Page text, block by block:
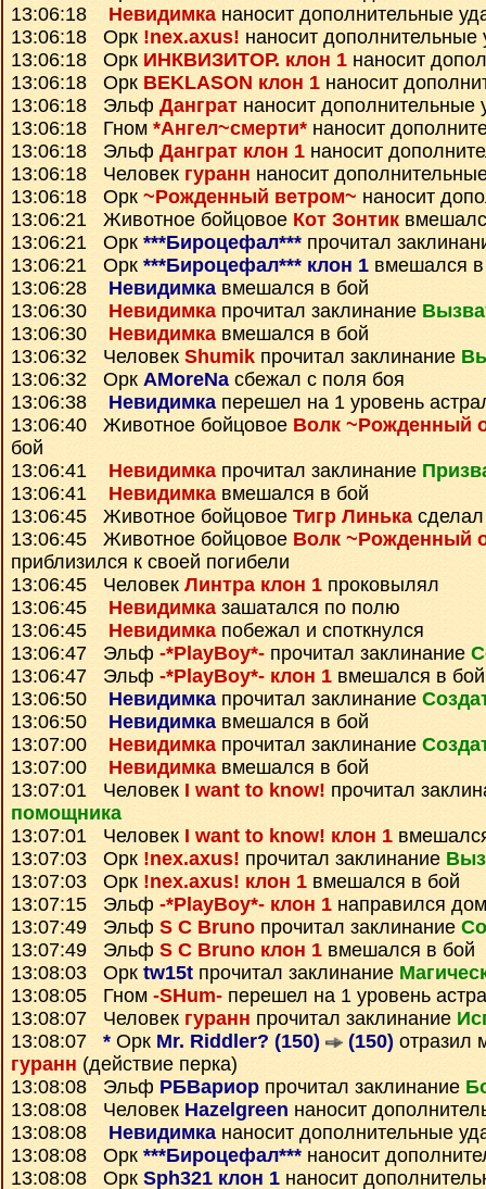
13:06:18 Невидимкананосит дополнительные
13:06:18 Орк !nex.axus! наносит дополнительные
13:06:18 Орк ИНКВИЗИТОР. клон 1 наносит
13:06:18 Орк BEKLASON клон 1 наносит
13:06:18 Эльф Данграт наносит дополнительные
13:06:18 Гном *Ангел~смерти* наносит
13:06:18 Эльф Данграт клон 1 наносит
13:06:18 Человек гуранн наносит
13:06:18 Орк ~Рожденный ветром~ наносит
13:06:21 Животное бойцовое Кот Зонтик
13:06:21 Орк ***Бироцефал*** прочитал
13:06:21 Орк ***Бироцефал*** клон 1 вмешался
13:06:28 Невидимкавмешался в бой
13:06:30 Невидимкапрочитал заклинание
13:06:30 Невидимкавмешался в бой
13:06:32 Человек Shumik прочитал заклинание
13:06:32 Орк AMoreNaсбежал с поля боя
13:06:38 Невидимкаперешел на 1 уровень
13:06:40 Животное бойцовое Волк ~Рожденный
бой
13:06:41 Невидимкапрочитал заклинание
13:06:41 Невидимкавмешался в бой
13:06:45 Животное бойцовое Тигр Линька
13:06:45 Животное бойцовое Волк ~Рожденный
приблизился к своей погибели
13:06:45 Человек Линтра клон 1 проковылял
13:06:45 Невидимка зашатался по полю
13:06:45 Невидимкапобежал и споткнулся
13:06:47 Эльф -*PlayBoy*- прочитал заклинание
13:06:47 Эльф -*PlayBoy*- клон 1 вмешался в бой
13:06:50 Невидимкапрочитал заклинание
13:06:50 Невидимкавмешался в бой
13:07:00 Невидимкапрочитал заклинание
13:07:00 Невидимкавмешался в бой
13:07:01 Человек I want to know! прочитал
помощника
13:07:01 Человек I want to know! клон 1
13:07:03 Орк !nex.axus! прочитал заклинание
13:07:03 Орк !nex.axus! клон 1 вмешался в бой
13:07:15 Эльф -*PlayBoy*- клон 1 направился
13:07:49 Эльф S C Bruno прочитал заклинание
13:07:49 Эльф S C Bruno клон 1 вмешался в бой
13:08:03 Орк tw15t прочитал заклинание
13:08:05 Гном -SHum- перешел на 1 уровень
13:08:07 Человек гуранн прочитал заклинание
13:08:07 * Орк Mr. Riddler? (150) (150) отразил
гуранн (действие перка)
13:08:08 Эльф РБВариор прочитал заклинание
13:08:08 Человек Hazelgreen наносит
13:08:08 Невидимкананосит дополнительные
13:08:08 Орк ***Бироцефал*** наносит
13:08:08 Орк Sph321 клон 1 наносит